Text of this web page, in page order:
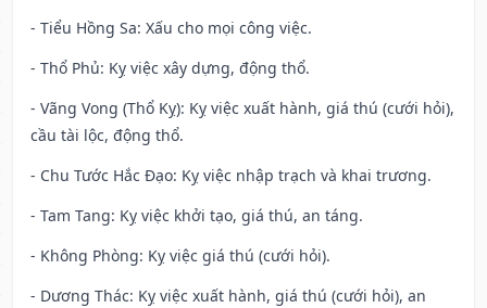
- Tiểu Hồng Sa: Xấu cho mọi công việc.
- Thổ Phủ: Kỵ việc xây dựng, động thổ.
- Vãng Vong (Thổ Kỵ): Kỵ việc xuất hành, giá thú (cưới hỏi),
cầu tài lộc, động thổ.
- Chu Tước Hắc Đạo: Kỵ việc nhập trạch và khai trương.
- Tam Tang: Kỵ việc khởi tạo, giá thú, an táng.
- Không Phòng: Kỵ việc giá thú (cưới hỏi).
- Dương Thác: Kỵ việc xuất hành, giá thú (cưới hỏi), an